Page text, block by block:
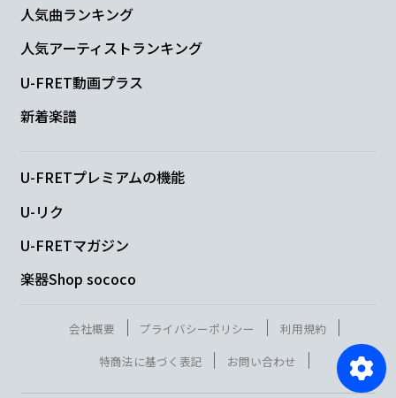
人気曲ランキング
人気アーティストランキング
U-FRET動画プラス
新着楽譜
U-FRETプレミアムの機能
U-リク
U-FRETマガジン
楽器Shop sococo
会社概要 プライバシーポリシー
利用規約
特商法に基づく表記
お問い合わせ